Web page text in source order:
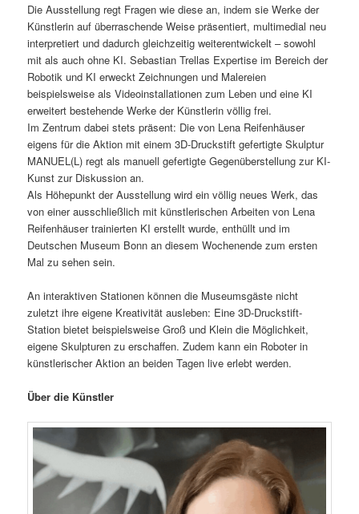
Die Ausstellung regt Fragen wie diese an, indem sie Werke der
Künstlerin auf überraschende Weise präsentiert, multimedial neu
interpretiert und dadurch gleichzeitig weiterentwickelt – sowohl
mit als auch ohne KI. Sebastian Trellas Expertise im Bereich der
Robotik und KI erweckt Zeichnungen und Malereien
beispielsweise als Videoinstallationen zum Leben und eine KI
erweitert bestehende Werke der Künstlerin völlig frei.
Im Zentrum dabei stets präsent: Die von Lena Reifenhäuser
eigens für die Aktion mit einem 3D-Druckstift gefertigte Skulptur
MANUEL(L) regt als manuell gefertigte Gegenüberstellung zur KI-
Kunst zur Diskussion an.
Als Höhepunkt der Ausstellung wird ein völlig neues Werk, das
von einer ausschließlich mit künstlerischen Arbeiten von Lena
Reifenhäuser trainierten KI erstellt wurde, enthüllt und im
Deutschen Museum Bonn an diesem Wochenende zum ersten
Mal zu sehen sein.
An interaktiven Stationen können die Museumsgäste nicht
zuletzt ihre eigene Kreativität ausleben: Eine 3D-Druckstift-
Station bietet beispielsweise Groß und Klein die Möglichkeit,
eigene Skulpturen zu erschaffen. Zudem kann ein Roboter in
künstlerischer Aktion an beiden Tagen live erlebt werden.
Über die Künstler